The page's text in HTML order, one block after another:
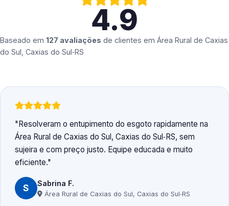
4.9
Baseado em 127 avaliações de clientes em Área Rural de Caxias
do Sul, Caxias do Sul‑RS
Resolveram o entupimento do esgoto rapidamente na
Área Rural de Caxias do Sul, Caxias do Sul‑RS, sem
sujeira e com preço justo. Equipe educada e muito
eficiente.
S Sabrina F.
Área Rural de Caxias do Sul, Caxias do Sul‑RS